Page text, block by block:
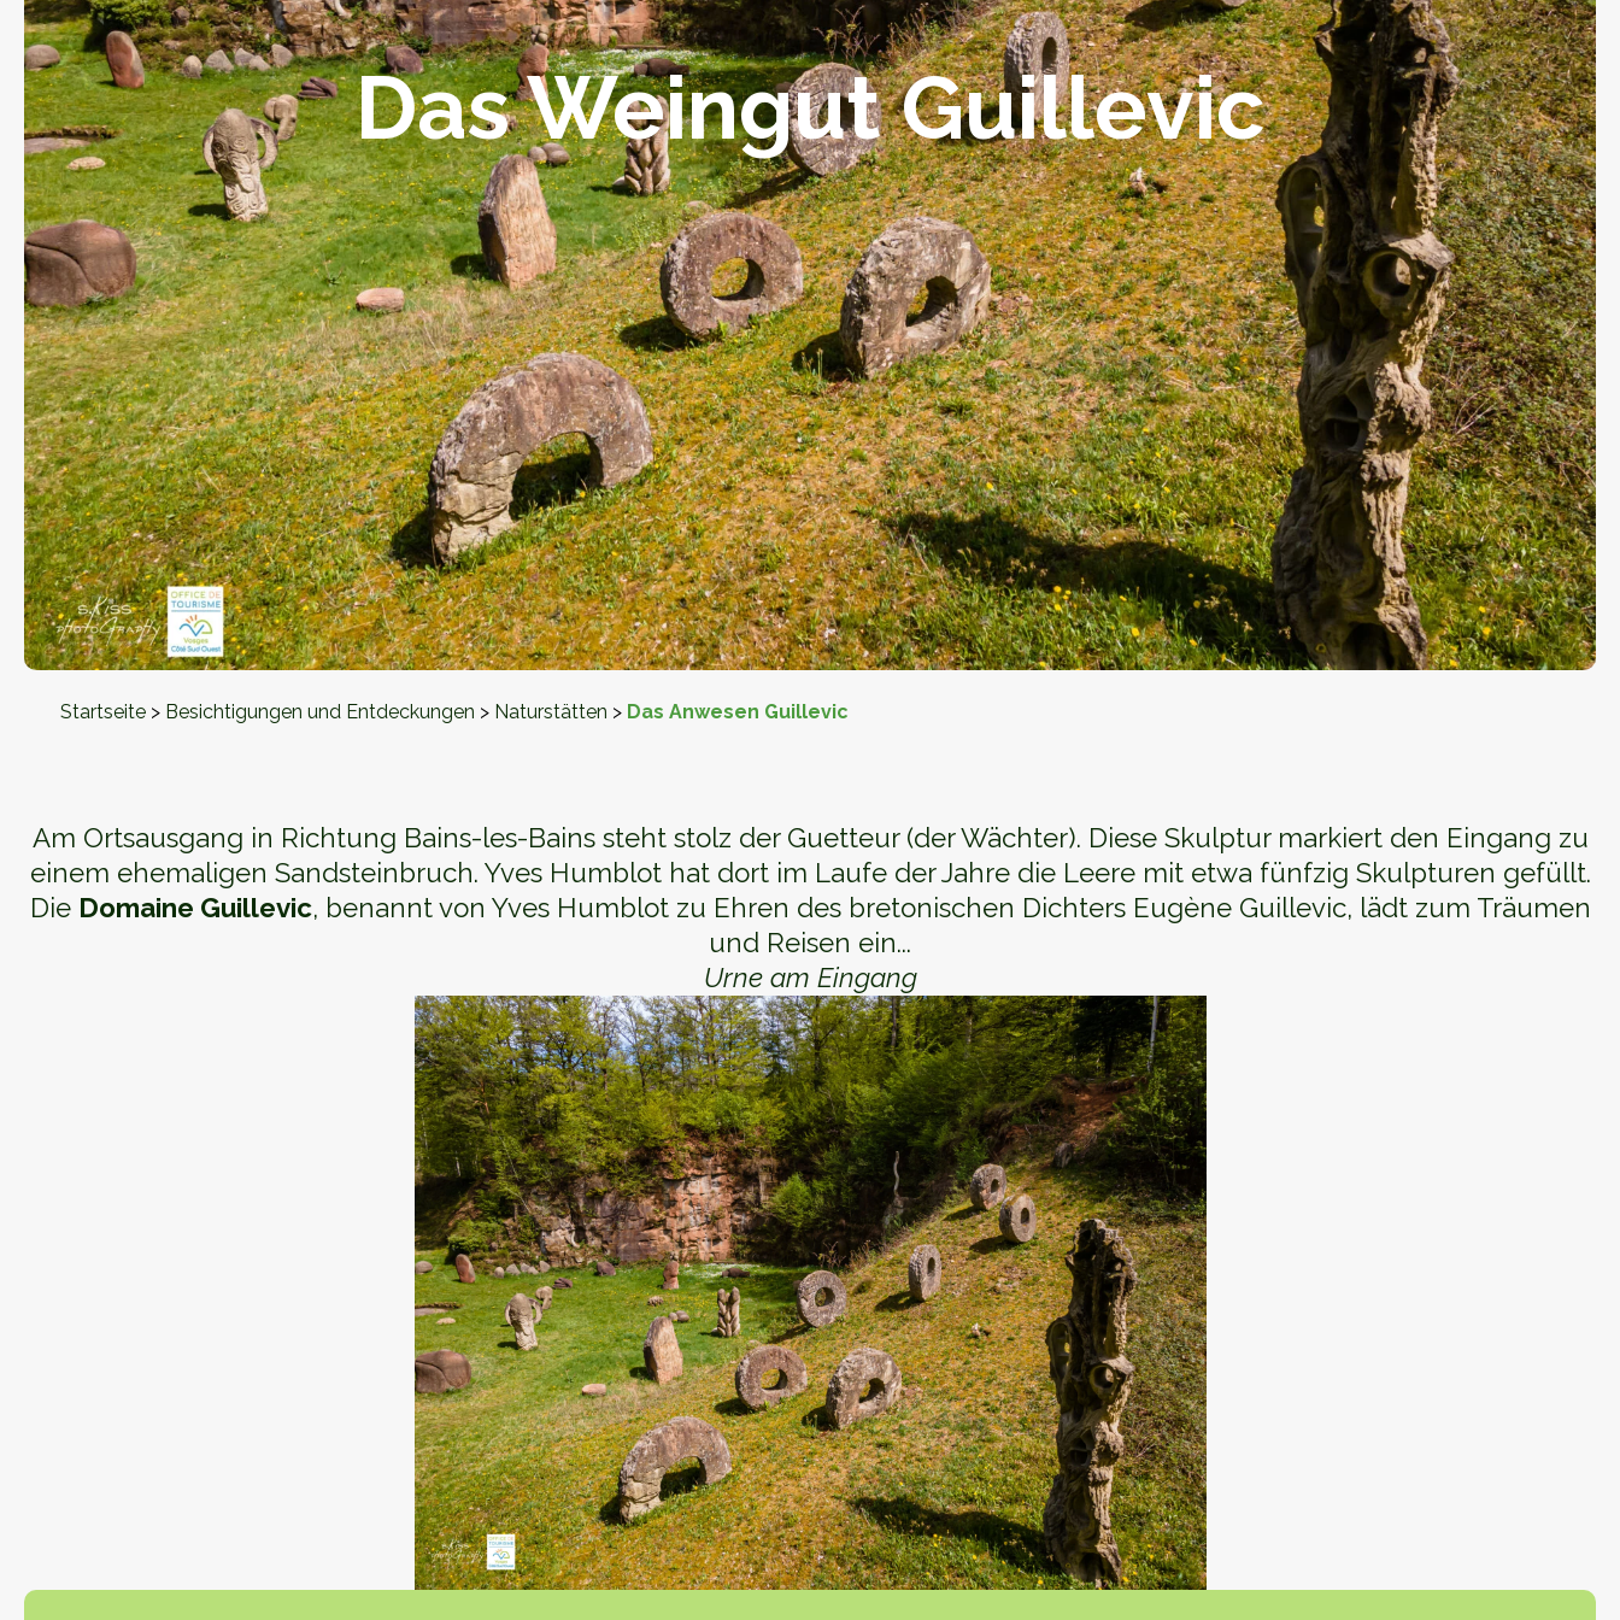
Obst und Gemüse
anzeigen
Das Weingut Guillevic
Startseite > Besichtigungen und Entdeckungen > Naturstätten > Das Anwesen Guillevic
Am Ortsausgang in Richtung Bains-les-Bains steht stolz der Guetteur (der Wächter). Diese Skulptur markiert den Eingang zu
einem ehemaligen Sandsteinbruch. Yves Humblot hat dort im Laufe der Jahre die Leere mit etwa fünfzig Skulpturen gefüllt.
Die Domaine Guillevic, benannt von Yves Humblot zu Ehren des bretonischen Dichters Eugène Guillevic, lädt zum Träumen
und Reisen ein...
Urne am Eingang